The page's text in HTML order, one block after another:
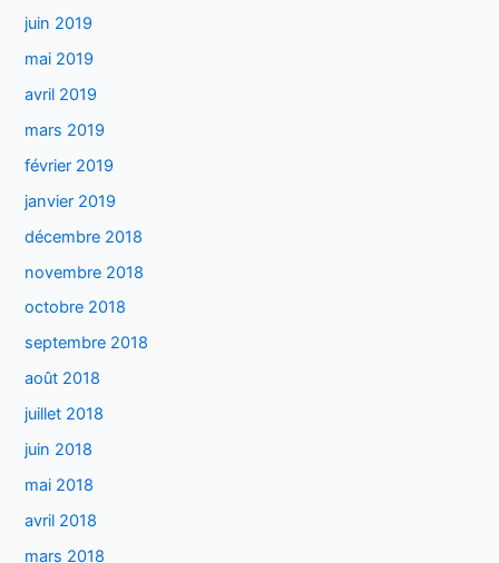
juin 2019
mai 2019
avril 2019
mars 2019
février 2019
janvier 2019
décembre 2018
novembre 2018
octobre 2018
septembre 2018
août 2018
juillet 2018
juin 2018
mai 2018
avril 2018
mars 2018